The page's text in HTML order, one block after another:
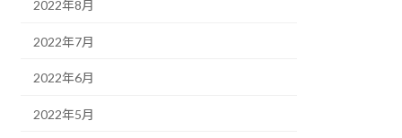
2022年8月
2022年7月
2022年6月
2022年5月